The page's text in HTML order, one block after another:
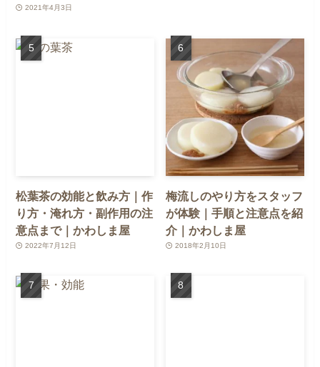
2021年4月3日
松葉茶の効能と飲み方｜作
り方・淹れ方・副作用の注
意点まで｜かわしま屋
2022年7月12日
梅流しのやり方をスタッフ
が体験｜手順と注意点を紹
介｜かわしま屋
2018年2月10日